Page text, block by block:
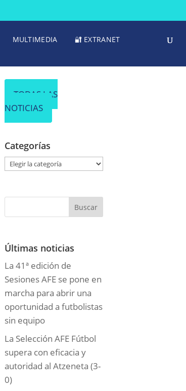
MULTIMEDIA 🔐 EXTRANET
TODAS LAS
NOTICIAS
Categorías
g
r
a
s
Últimas noticias
La 41ª edición de
Sesiones AFE se pone en
marcha para abrir una
oportunidad a futbolistas
sin equipo
La Selección AFE Fútbol
supera con eficacia y
autoridad al Atzeneta (3-
0)